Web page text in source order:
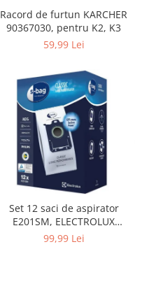
Racord de furtun KARCHER
90367030, pentru K2, K3
59,99 Lei
Set 12 saci de aspirator
E201SM, ELECTROLUX
9001684811, CLASSIC LONG
99,99 Lei